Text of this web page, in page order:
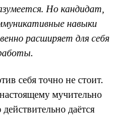
Но кандидат,
навыки
расширяет для себя
себя точно не стоит.
мучительно
даётся